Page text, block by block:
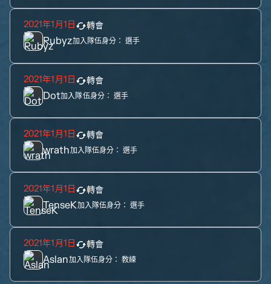
2021年1月1日 轉會
Rubyz加入隊伍身分： 選手
2021年1月1日 轉會
Dot加入隊伍身分： 選手
2021年1月1日 轉會
wrath加入隊伍身分： 選手
2021年1月1日 轉會
TenseK加入隊伍身分： 選手
2021年1月1日 轉會
Aslan加入隊伍身分： 教練